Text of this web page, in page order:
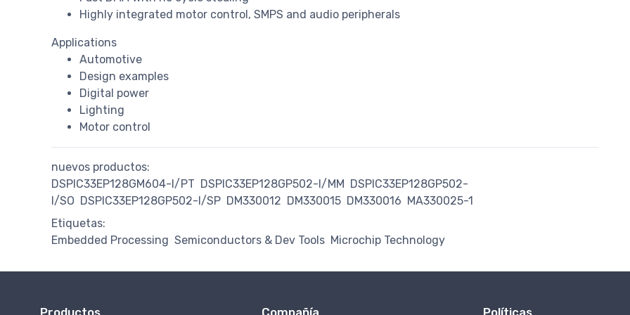
Highly integrated motor control, SMPS and audio peripherals
Applications
Automotive
Design examples
Digital power
Lighting
Motor control
nuevos productos:
DSPIC33EP128GM604-I/PT DSPIC33EP128GP502-I/MM DSPIC33EP128GP502-
I/SO DSPIC33EP128GP502-I/SP DM330012 DM330015 DM330016 MA330025-1
Etiquetas:
Embedded Processing Semiconductors & Dev Tools Microchip Technology